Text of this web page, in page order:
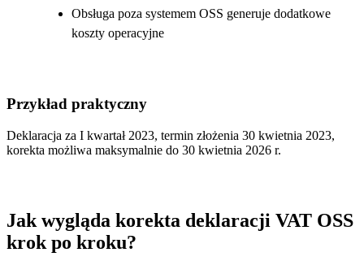
Obsługa poza systemem OSS generuje dodatkowe
koszty operacyjne
Przykład praktyczny
Deklaracja za I kwartał 2023, termin złożenia 30 kwietnia 2023,
korekta możliwa maksymalnie do 30 kwietnia 2026 r.
Jak wygląda korekta deklaracji VAT OSS
krok po kroku?